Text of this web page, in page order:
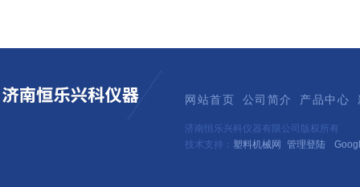
网站首页 公司简介 产品中心
济南恒乐兴科仪器有限公司版权所有
技术支持： 塑料机械网 管理登陆